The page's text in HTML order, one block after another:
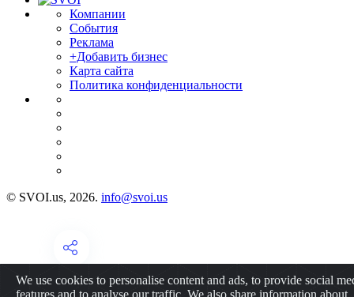
Компании
События
Реклама
+Добавить бизнес
Карта сайта
Политика конфиденциальности
© SVOI.us, 2026. info@svoi.us
We use cookies to personalise content and ads, to provide social
features and to analyse our traffic. We also share information about